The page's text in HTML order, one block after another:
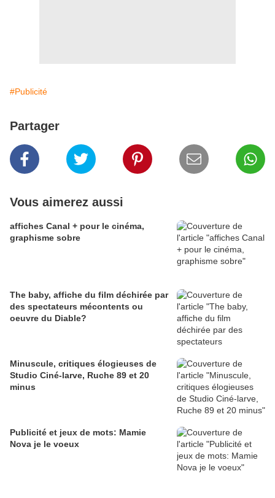
#Publicité
Partager
Vous aimerez aussi
affiches Canal + pour le cinéma,
graphisme sobre
The baby, affiche du film déchirée par
des spectateurs mécontents ou
oeuvre du Diable?
Minuscule, critiques élogieuses de
Studio Ciné-larve, Ruche 89 et 20
minus
Publicité et jeux de mots: Mamie
Nova je le voeux